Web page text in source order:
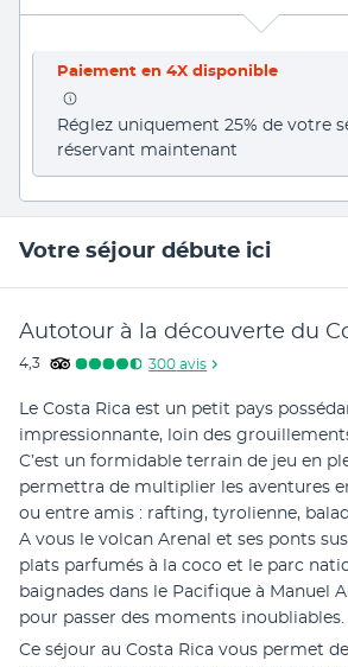
Paiement en 4X disponible
Réglez uniquement 25% de votre
réservant maintenant
Votre séjour débute ici
Autotour à la découverte du
4,3 300 avis
Le Costa Rica est un petit pays
impressionnante, loin des
C’est un formidable terrain de jeu en
permettra de multiplier les aventures
ou entre amis : rafting, tyrolienne,
A vous le volcan Arenal et ses ponts
plats parfumés à la coco et le parc
baignades dans le Pacifique à Manuel
pour passer des moments inoubliables.
Ce séjour au Costa Rica vous permet